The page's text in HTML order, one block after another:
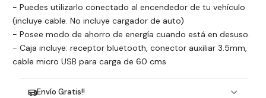
- Puedes utilizarlo conectado al encendedor de tu vehículo
(incluye cable. No incluye cargador de auto)
- Posee modo de ahorro de energía cuando está en desuso.
- Caja incluye: receptor bluetooth, conector auxiliar 3.5mm,
cable micro USB para carga de 60 cms
Envío Gratis!!